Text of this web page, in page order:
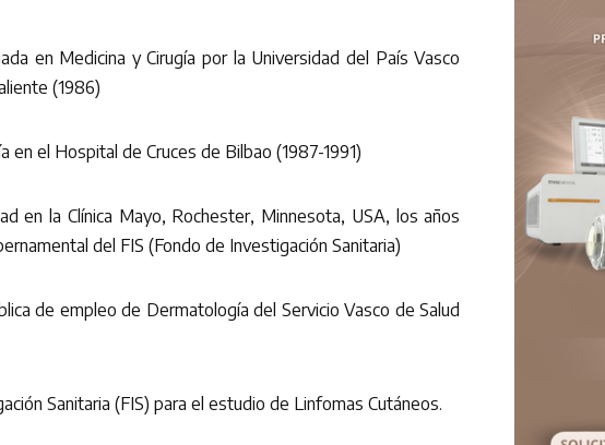
en Medicina y Cirugía por la Universidad del País Vasco
(1986)
en el Hospital de Cruces de Bilbao (1987-1991)
en la Clínica Mayo, Rochester, Minnesota, USA, los años
del FIS (Fondo de Investigación Sanitaria)
de empleo de Dermatología del Servicio Vasco de Salud
Sanitaria (FIS) para el estudio de Linfomas Cutáneos.